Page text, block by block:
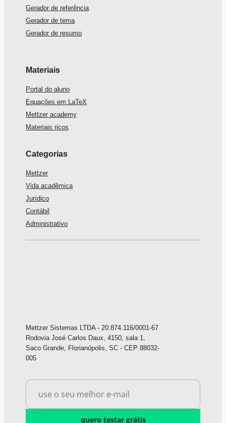
Gerador de referência
Gerador de tema
Gerador de resumo
Materiais
Portal do aluno
Equações em LaTeX
Mettzer academy
Materiais ricos
Categorias
Mettzer
Vida acadêmica
Jurídico
Contábil
Administrativo
Mettzer Sistemas LTDA - 20.874.116/0001-67
Rodovia José Carlos Daux, 4150, sala 1,
Saco Grande, Florianópolis, SC - CEP 88032-
005
quero testar grátis